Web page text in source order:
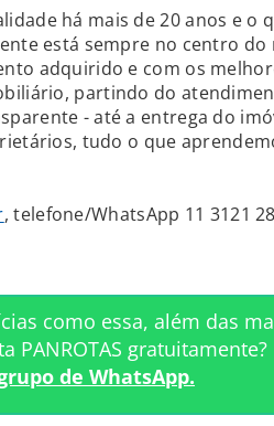
há mais de 20 anos e o
está sempre no centro do
adquirido e com os
partindo do
- até a entrega do
tudo o que
, telefone/WhatsApp 11 3121
como essa, além das
PANROTAS gratuitamente?
de WhatsApp.